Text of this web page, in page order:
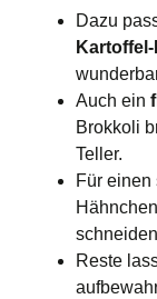
Dazu
Auch ein
Brokkoli
Teller.
Für einen
Reste